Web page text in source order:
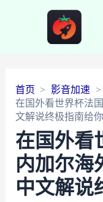
首页
影音加速
在国外看世界杯法
文解说终极指南给
在国外看
内加尔海
中文解说